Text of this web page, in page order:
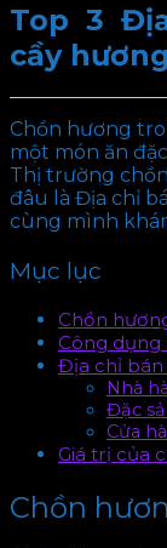
Top 3
cầy
Chồn hương
một món ăn
Thị trường
đâu là Địa chỉ
cùng mình
Mục lục
Chồn
Công dụng
Địa chỉ bán
Nhà
Đặc
Cửa
Giá trị của
Chồn